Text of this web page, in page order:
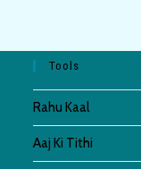
Tools
Rahu Kaal
Aaj Ki Tithi